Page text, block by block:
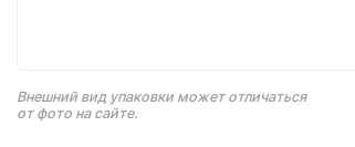
Внешний вид упаковки может отличаться
от фото на сайте.